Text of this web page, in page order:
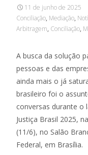
11 de junho de 2025
Conciliação, Mediação,
Arbitragem, Conciliação,
A busca da solução
pessoas e das
ainda mais o já
brasileiro foi o
conversas durante o
Justiça Brasil 2025,
(11/6), no Salão
Federal, em Brasília.